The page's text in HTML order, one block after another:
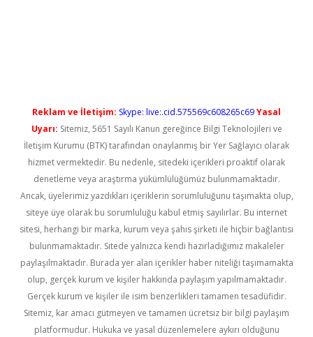
Reklam ve İletişim: Skype: live:.cid.575569c608265c69Yasal
Uyarı: Sitemiz, 5651 Sayılı Kanun gereğince Bilgi Teknolojileri ve
İletişim Kurumu (BTK) tarafından onaylanmış bir Yer Sağlayıcı olarak
hizmet vermektedir. Bu nedenle, sitedeki içerikleri proaktif olarak
denetleme veya araştırma yükümlülüğümüz bulunmamaktadır.
Ancak, üyelerimiz yazdıkları içeriklerin sorumluluğunu taşımakta olup,
siteye üye olarak bu sorumluluğu kabul etmiş sayılırlar. Bu internet
sitesi, herhangi bir marka, kurum veya şahıs şirketi ile hiçbir bağlantısı
bulunmamaktadır. Sitede yalnızca kendi hazırladığımız makaleler
paylaşılmaktadır. Burada yer alan içerikler haber niteliği taşımamakta
olup, gerçek kurum ve kişiler hakkında paylaşım yapılmamaktadır.
Gerçek kurum ve kişiler ile isim benzerlikleri tamamen tesadüfidir.
Sitemiz, kar amacı gütmeyen ve tamamen ücretsiz bir bilgi paylaşım
platformudur. Hukuka ve yasal düzenlemelere aykırı olduğunu